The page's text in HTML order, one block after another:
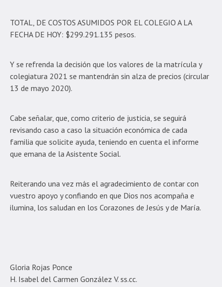
TOTAL, DE COSTOS ASUMIDOS POR EL COLEGIO A LA
FECHA DE HOY: $299.291.135 pesos.
Y se refrenda la decisión que los valores de la matrícula y
colegiatura 2021 se mantendrán sin alza de precios (circular
13 de mayo 2020).
Cabe señalar, que, como criterio de justicia, se seguirá
revisando caso a caso la situación económica de cada
familia que solicite ayuda, teniendo en cuenta el informe
que emana de la Asistente Social.
Reiterando una vez más el agradecimiento de contar con
vuestro apoyo y confiando en que Dios nos acompaña e
ilumina, los saludan en los Corazones de Jesús y de María.
Gloria Rojas Ponce
H. Isabel del Carmen González V. ss.cc.